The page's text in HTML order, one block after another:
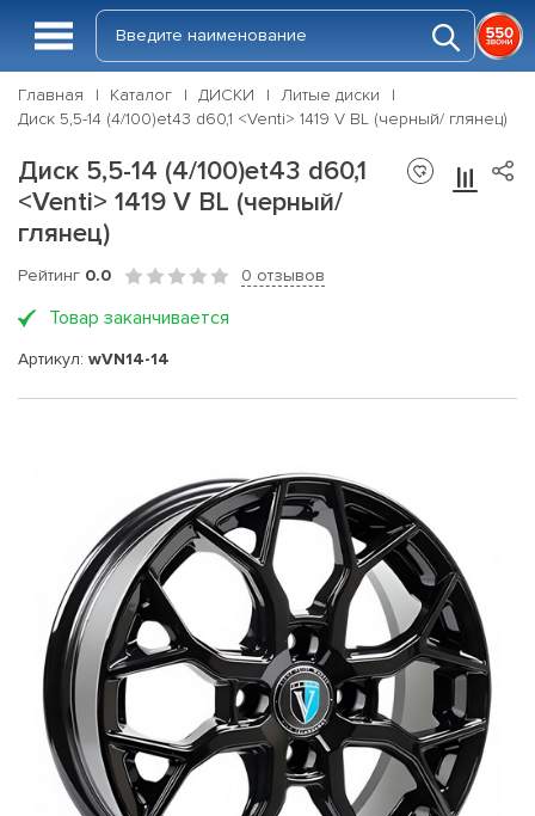
Главная Каталог ДИСКИ
Литые диски
Диск 5,5-14 (4/100)et43 d60,1 <Venti> 1419 V BL (черный/ глянец)
Диск 5,5-14 (4/100)et43 d60,1
<Venti> 1419 V BL (черный/
глянец)
Рейтинг 0.0 0 отзывов
Товар заканчивается
Артикул: wVN14-14